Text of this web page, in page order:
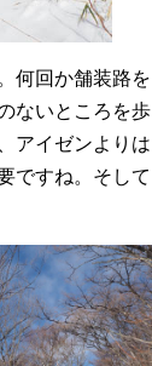
何回か舗装路を
ないところを歩
アイゼンよりは
ですね。そして